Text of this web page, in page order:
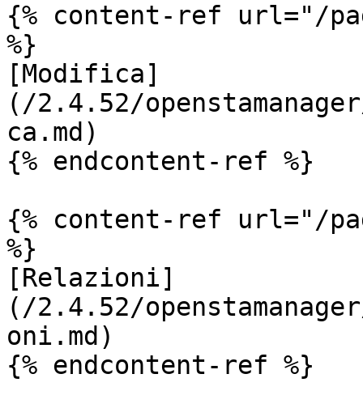
{% content-ref url="/
%}
[Modifica]
(/2.4.52/
ca.md)
{% endcontent-ref %}
{% content-ref url="/
%}
[Relazioni]
(/2.4.52/
oni.md)
{% endcontent-ref %}